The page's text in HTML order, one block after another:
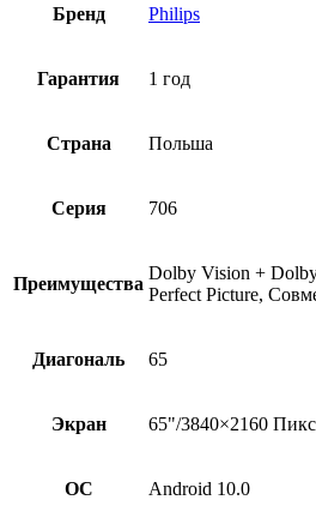
Бренд Philips
Гарантия 1 год
Страна Польша
Серия 706
Преимущества
Dolby Vision +
Perfect Picture,
Диагональ 65
Экран 65"/3840×2160 Пикс
ОС Android 10.0